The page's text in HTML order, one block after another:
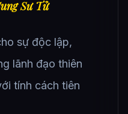
Sư Tử
sự độc lập,
lãnh đạo thiên
tính cách tiên